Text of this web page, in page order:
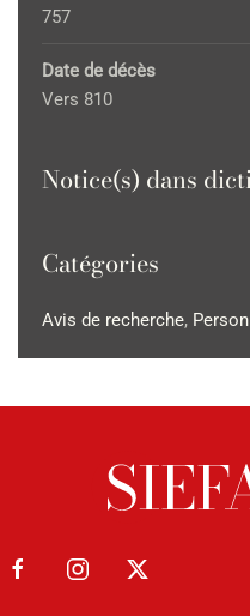
757
Date de décès
Vers 810
Notice(s) dans
Catégories
Avis de recherche,